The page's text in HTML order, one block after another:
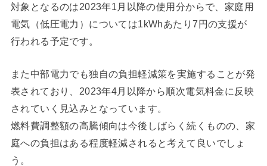
対象となるのは2023年1月以降の使用分からで、家庭用
電気（低圧電力）については1kWhあたり7円の支援が
行われる予定です。
また中部電力でも独自の負担軽減策を実施することが発
表されており、2023年4月以降から順次電気料金に反映
されていく見込みとなっています。
燃料費調整額の高騰傾向は今後しばらく続くものの、家
庭への負担はある程度軽減されると考えて良いでしょ
う。